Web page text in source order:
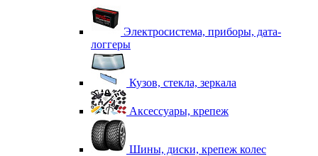
Электросистема, приборы, дата-
логгеры
Кузов, стекла, зеркала
Аксессуары, крепеж
Шины, диски, крепеж колес